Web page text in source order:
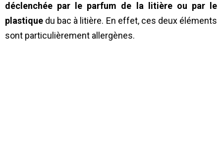
déclenchée par le parfum de la litière ou par le
plastique du bac à litière. En effet, ces deux éléments
sont particulièrement allergènes.